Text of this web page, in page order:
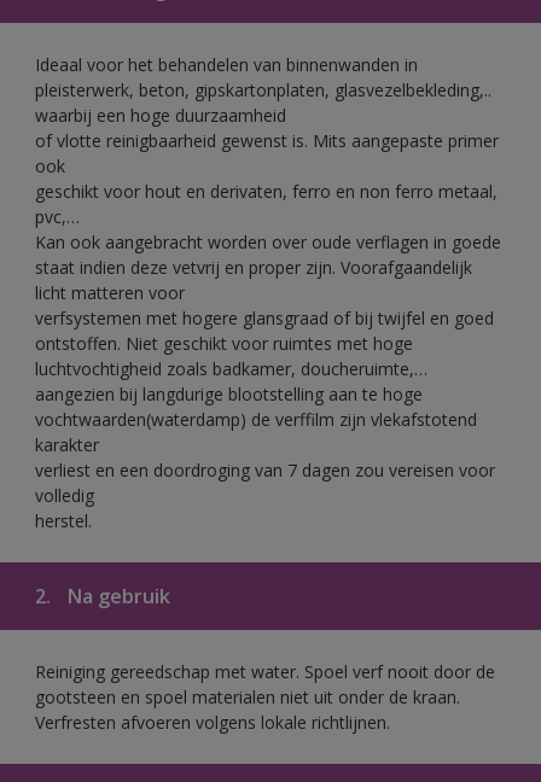
Ideaal voor het behandelen van binnenwanden in
pleisterwerk, beton, gipskartonplaten, glasvezelbekleding,..
waarbij een hoge duurzaamheid
of vlotte reinigbaarheid gewenst is. Mits aangepaste primer
ook
geschikt voor hout en derivaten, ferro en non ferro metaal,
pvc,…
Kan ook aangebracht worden over oude verflagen in goede
staat indien deze vetvrij en proper zijn. Voorafgaandelijk
licht matteren voor
verfsystemen met hogere glansgraad of bij twijfel en goed
ontstoffen. Niet geschikt voor ruimtes met hoge
luchtvochtigheid zoals badkamer, doucheruimte,…
aangezien bij langdurige blootstelling aan te hoge
vochtwaarden(waterdamp) de verffilm zijn vlekafstotend
karakter
verliest en een doordroging van 7 dagen zou vereisen voor
volledig
herstel.
2. Na gebruik
Reiniging gereedschap met water. Spoel verf nooit door de
gootsteen en spoel materialen niet uit onder de kraan.
Verfresten afvoeren volgens lokale richtlijnen.